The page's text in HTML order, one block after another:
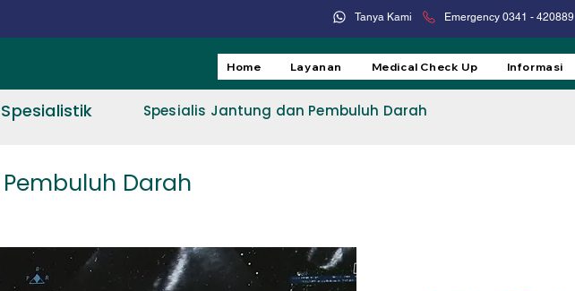
Tanya Kami Emergency 0341 - 420889
Home Layanan Medical Check Up Informasi
Spesialis Jantung dan Pembuluh Darah
Darah